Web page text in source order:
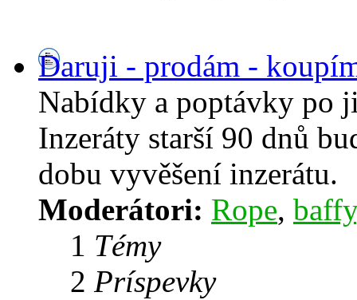
Daruji - prodám -
Nabídky a poptávky po
Inzeráty starší 90 dnů
dobu vyvěšení inzerátu.
Moderátori: Rope, baffy
1 Témy
2 Príspevky